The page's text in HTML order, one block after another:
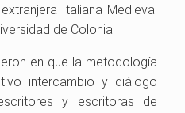
Italiana Medieval
de Colonia.
en que la metodología
intercambio y diálogo
y escritoras de